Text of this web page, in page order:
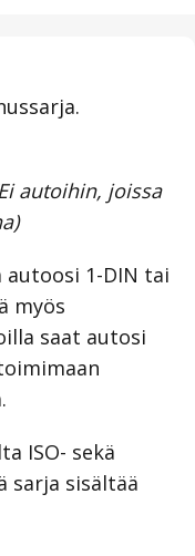
autoihin, joissa
1-DIN tai
myös
saat autosi
ISO- sekä
sarja sisältää